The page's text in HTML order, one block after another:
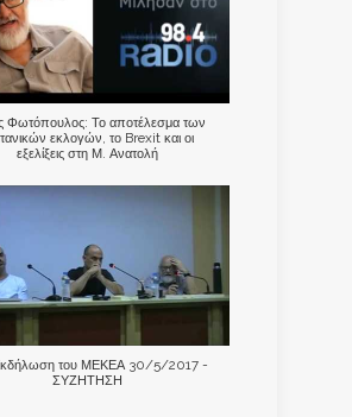
Φωτόπουλος: Το αποτέλεσμα των
εκλογών, το Brexit και οι
εξελίξεις στη Μ. Ανατολή
του ΜΕΚΕΑ 30/5/2017 -
ΣΥΖΗΤΗΣΗ